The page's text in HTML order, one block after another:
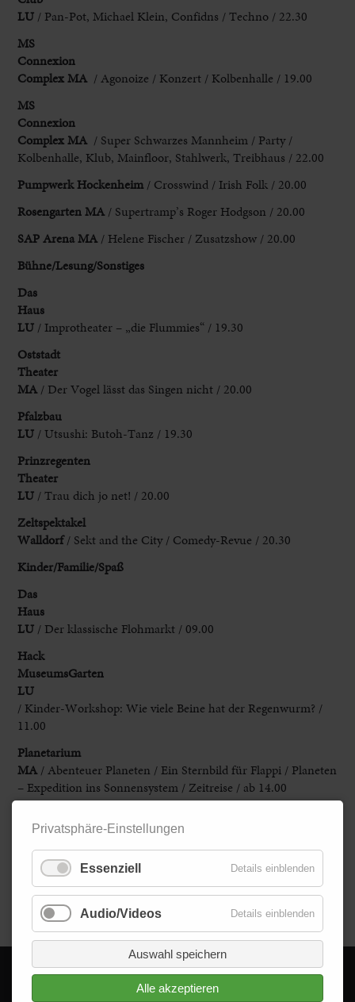
LU / Pan-Pot, Michael Klein, Confidns / Techno / 22.30
MS
Connexion
ComplexMA / Agonoize / Konzert / Kolbenhalle / 19.00
MS
Connexion
ComplexMA / Super Schwarzes Mannheim / Party /
Kolbenhalle, Klub, Mainfloor, Stahlwerk, Treibhaus / 22.00
Pumpwerk Hockenheim / Crosswind / Irish Folk / 20.00
Rosengarten MA / Supertramp’s Roger Hodgson / 20.00
SAP Arena MA / Helene Fischer / Zusatzshow / 20.00
Bühne/Lesung/Sonstiges
Das
Haus
LU / Improtheater – „die Flummies“ / 19.30
Oststadt
Theater
MA / Der Vogel lässt das Singen nicht / 20.00
Pfalzbau
LU / Utsushi: Butoh-Tanz / 19.30
Prinzregenten
Theater
LU / Trau dich jo net! / 20.00
Zeltspektakel
Walldorf/ Sekt and the City / Comedy-Revue / 20.30
Kinder/Familie/Spaß
Das
Haus
LU / Der klassische Flohmarkt / 09.00
Hack
MuseumsGarten
LU
/ Kinder-Workshop: Wie viele Beine hat der Regenwurm? /
11.00
Planetarium
MA / Abenteuer Planeten / Ein Sternbild für Flappi / Planeten
– Expedition ins Sonnensystem / Zeitreise / ab 14.00
Schwetzingen
/ Classic-Gala Schwetzingen / Oldtimer / 10-18.00
Sandhausen / Hopfenfest / 11.30
Zurück
© 2026 - Delta im Quadrat GmbH
Privatsphäre-Einstellungen
Essenziell Details einblenden
Audio/Videos Details einblenden
Auswahl speichern
Alle akzeptieren